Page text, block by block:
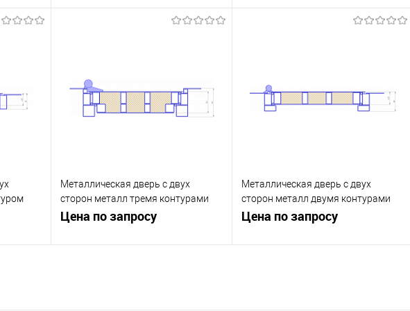
Запросить цену
В избранное
Под заказ
Запросить цену
В избранное
Под заказ
Металлическая дверь с двух
сторон металл тремя контурами
уплотнения
Цена по запросу
Металлическая дверь с двух
сторон металл двумя контурами
уплотнения
Цена по запросу